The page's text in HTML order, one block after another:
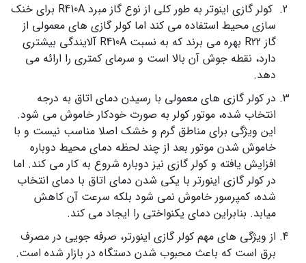
کولر گازی اینوتر به طور کلی از نوع گاز مبرد R410A برای خنک
سازی محیط استفاده می کند اما کولر گازی های معمولی از
گاز R22 بهره می برند که به نسبت R410A آلایندگی بیشتری
دارد، نقطه جوش آن بالا است و سرمای کمتری را ارائه می
دهد.
در کولر گازی های معمولی با رسیدن دمای اتاق به درجه
انتخاب شده، موتور کولر به صورت خودکار خاموش می شود.
این ویژگی برای مناطق گرم و خشک اصلا مناسب نیست و با
خاموش شدن موتور بعد از چند لحظه دمای محیط دوباره
افزایش یافته و کولر گازی نیز دوباره شروع به کار می کند. اما
در کولر گازی اینورتر با یکی شدن دمای اتاق با دمای انتخاب
شده، کمپرسور خاموش نمی شود بلکه سرعت آن کاهش
میابد. بنابراین دمای یکنواختی را ایجاد می کند.
از ویژگی های مهم کولر گازی اینورتر، صرفه جویی در مصرف
برق است که باعث محبوب شدن دستگاه در بازار شده است.